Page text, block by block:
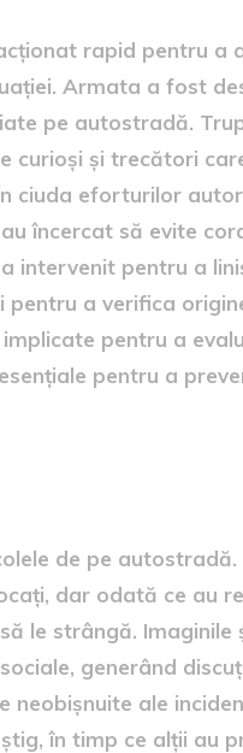
rapid pentru a
Armata a fost
pe autostradă.
curioși și trecători
ciuda eforturilor
încercat să evite
intervenit pentru a
pentru a verifica
pentru a
pentru a
de pe autostradă.
dar odată ce au
le strângă. Imaginile
generând
ale
în timp ce alții au